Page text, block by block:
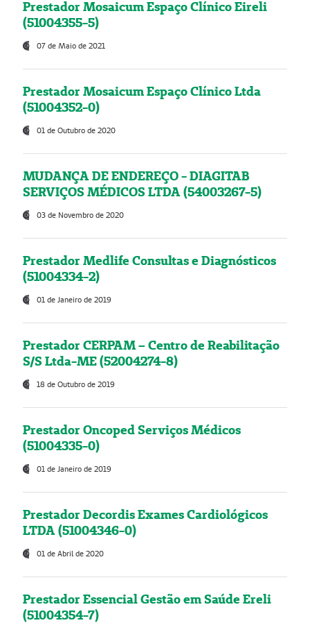
Prestador Mosaicum Espaço Clínico Eireli
(51004355-5)
07 de Maio de 2021
Prestador Mosaicum Espaço Clínico Ltda
(51004352-0)
01 de Outubro de 2020
MUDANÇA DE ENDEREÇO - DIAGITAB
SERVIÇOS MÉDICOS LTDA (54003267-5)
03 de Novembro de 2020
Prestador Medlife Consultas e Diagnósticos
(51004334-2)
01 de Janeiro de 2019
Prestador CERPAM – Centro de Reabilitação
S/S Ltda-ME (52004274-8)
18 de Outubro de 2019
Prestador Oncoped Serviços Médicos
(51004335-0)
01 de Janeiro de 2019
Prestador Decordis Exames Cardiológicos
LTDA (51004346-0)
01 de Abril de 2020
Prestador Essencial Gestão em Saúde Ereli
(51004354-7)